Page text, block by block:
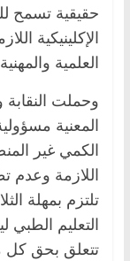
حقيقية تسمح
الإكلينيكية
العلمية
وحملت النقابة
المعنية
الكمي غير
اللازمة وعدم
تلتزم بمهلة
التعليم الطبي
تتعلق بحق